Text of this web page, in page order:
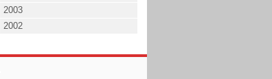
2003
2002